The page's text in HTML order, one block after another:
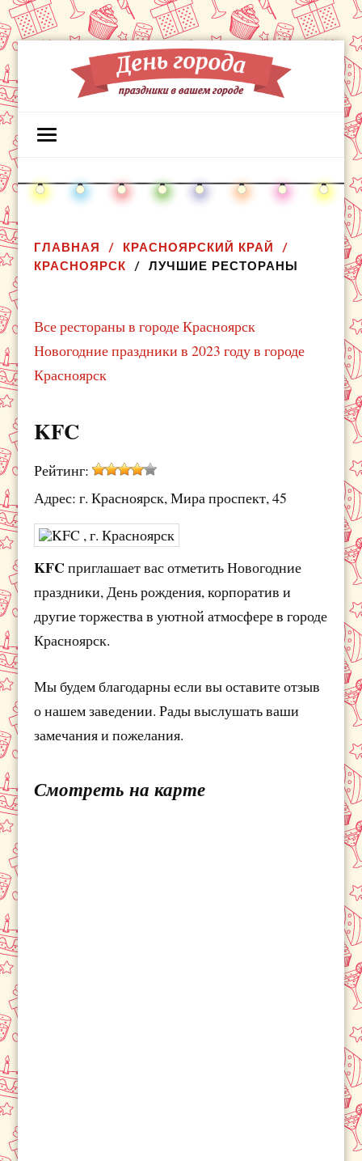
ГЛАВНАЯ
КРАСНОЯРСКИЙ КРАЙ
КРАСНОЯРСК
ЛУЧШИЕ РЕСТОРАНЫ
Все рестораны в городе Красноярск
Новогодние праздники в 2023 году в городе
Красноярск
KFC
Рейтинг:
Адрес: г. Красноярск, Мира проспект, 45
KFCприглашает вас отметить Новогодние
праздники, День рождения, корпоратив и
другие торжества в уютной атмосфере в городе
Красноярск.
Мы будем благодарны если вы оставите отзыв
о нашем заведении. Рады выслушать ваши
замечания и пожелания.
Смотреть на карте